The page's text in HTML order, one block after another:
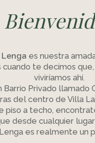
Lenga es nuestra
cuando te decimos que,
viviríamos ahí.
Barrio Privado llamado
del centro de Villa
piso a techo,
desde cualquier
Lenga es realmente un